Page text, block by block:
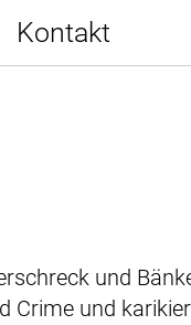
Kontakt
und
Crime und